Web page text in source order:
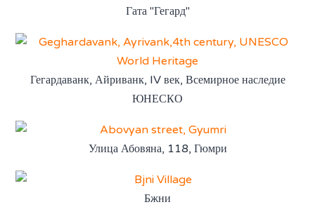
Гата "Гегард"
Гегардаванк, Айриванк, IV век, Всемирное наследие
ЮНЕСКО
Улица Абовяна, 118, Гюмри
Бжни